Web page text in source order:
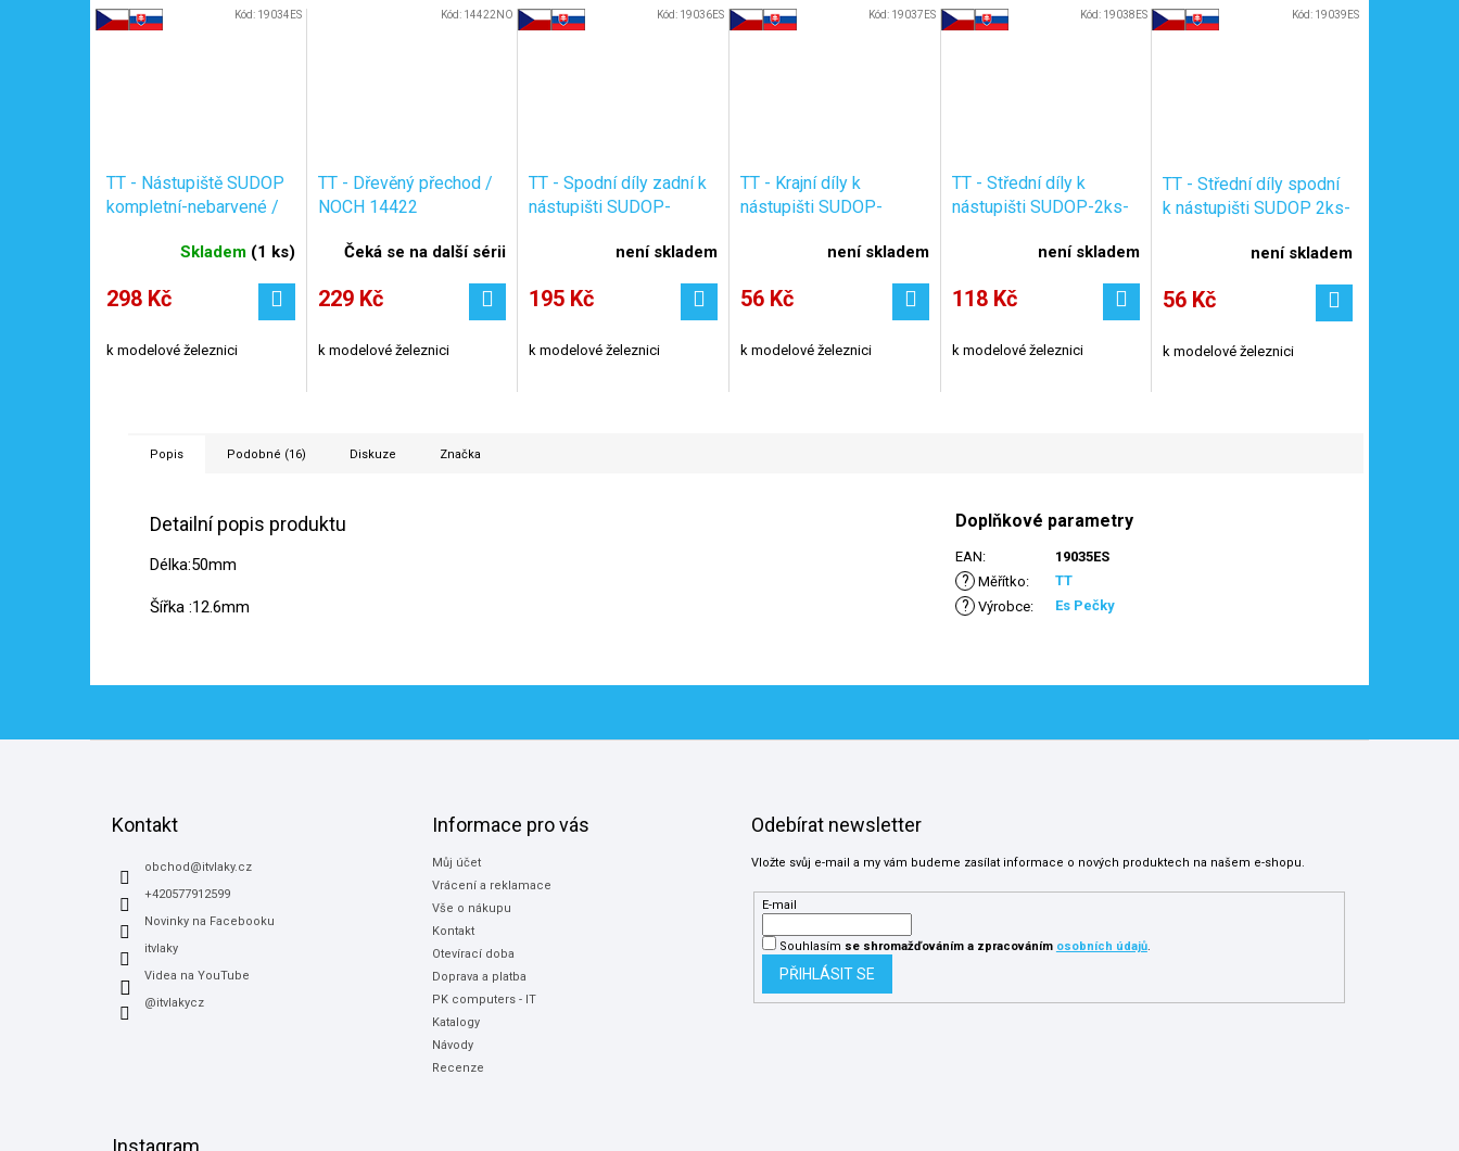
TT - Nástupiště SUDOP
kompletní-nebarvené /
Skladem (1 ks)
298 Kč
k modelové železnici
Kód: 19034ES
TT - Dřevěný přechod /
NOCH 14422
Čeká se na další sérii
229 Kč
k modelové železnici
Kód: 14422NO
TT - Spodní díly zadní k
nástupišti SUDOP-
Es Pečky 19036není skladem
195 Kč
k modelové železnici
Kód: 19036ES
TT - Krajní díly k
nástupišti SUDOP-
není skladem
56 Kč
k modelové železnici
Kód: 19037ES
TT - Střední díly k
nástupišti SUDOP-2ks-
není skladem
118 Kč
k modelové železnici
Kód: 19038ES
TT - Střední díly spodní
k nástupišti SUDOP 2ks-
není skladem
56 Kč
k modelové železnici
Kód: 19039ES
Popis Podobné (16) Diskuze Značka
Detailní popis produktu
Délka:50mm
Šířka :12.6mm
Doplňkové parametry
EAN: 19035ES
? Měřítko: TT
? Výrobce: Es Pečky
Kontakt
obchod@itvlaky.cz
+420577912599
Novinky na Facebooku
itvlaky
Videa na YouTube
@itvlakycz
Informace pro vás
Můj účet
Vrácení a reklamace
Vše o nákupu
Kontakt
Otevírací doba
Doprava a platba
PK computers - IT
Katalogy
Návody
Recenze
Odebírat newsletter
Vložte svůj e-mail a my vám budeme zasílat informace o nových produktech na našem e-shopu.
E-mail
Souhlasím se shromažďováníma zpracováním osobních údajů.
PŘIHLÁSIT SE
Instagram